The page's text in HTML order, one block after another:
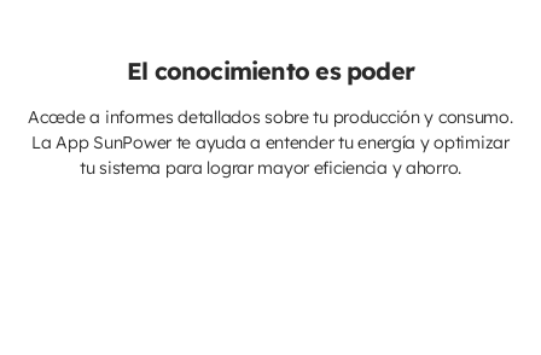
El conocimiento es poder
Accede a informes detallados sobre tu producción y consumo.
La App SunPower te ayuda a entender tu energía y optimizar
tu sistema para lograr mayor eficiencia y ahorro.